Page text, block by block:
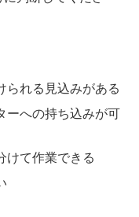
られる見込みがある
ーへの持ち込みが可
けて作業できる